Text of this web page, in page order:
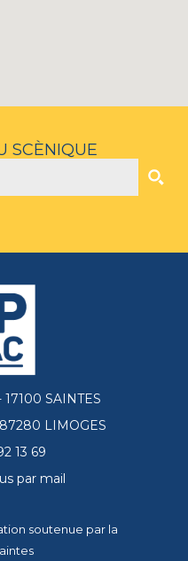
SCÈNIQUE
SAINTES
LIMOGES
13 69
par mail
soutenue par la